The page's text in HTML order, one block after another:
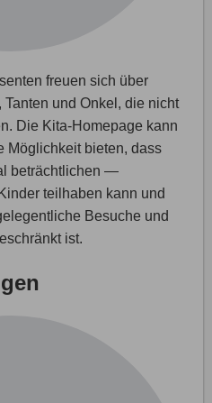
freuen sich über
Tanten und Onkel, die nicht
Die Kita-Homepage kann
Möglichkeit bieten, dass
beträchtlichen —
teilhaben kann und
Besuche und
ist.